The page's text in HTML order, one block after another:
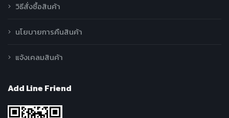
วิธีสั่งซื้อสินค้า
นโยบายการคืนสินค้า
แจ้งเคลมสินค้า
Add Line Friend